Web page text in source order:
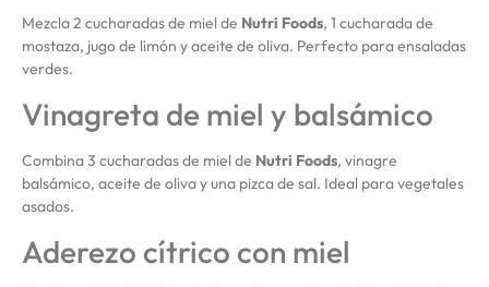
Mezcla 2 cucharadas de miel de Nutri Foods, 1 cucharada de
mostaza, jugo de limón y aceite de oliva. Perfecto para ensaladas
verdes.
Vinagreta de miel y balsámico
Combina 3 cucharadas de miel de Nutri Foods, vinagre
balsámico, aceite de oliva y una pizca de sal. Ideal para vegetales
asados.
Aderezo cítrico con miel